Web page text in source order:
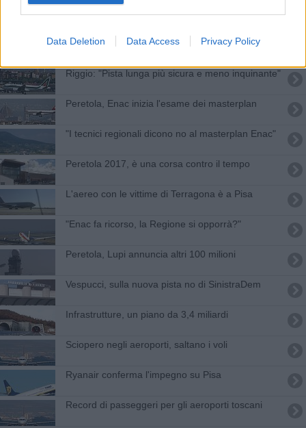
Data Deletion Data Access Privacy Policy
Eurnekian dice no a Filippeschi
Anche i Comuni al tavolo nazionale per
Riggio: "Pista lunga più sicura e meno inquinante"
Peretola, Enac inizia l'esame dei masterplan
"I tecnici regionali dicono no al masterplan Enac"
Peretola 2017, è una corsa contro il tempo
L'aereo con le vittime di Terragona è a Pisa
"Enac fa ricorso, la Regione si opporrà?"
Peretola, Lupi annuncia altri 100 milioni
Vespucci, sulla nuova pista no di SinistraDem
Infrastrutture, un piano da 3,4 miliardi
Sciopero negli aeroporti, saltano i voli
Ryanair conferma l'impegno su Pisa
Record di passeggeri per gli aeroporti toscani